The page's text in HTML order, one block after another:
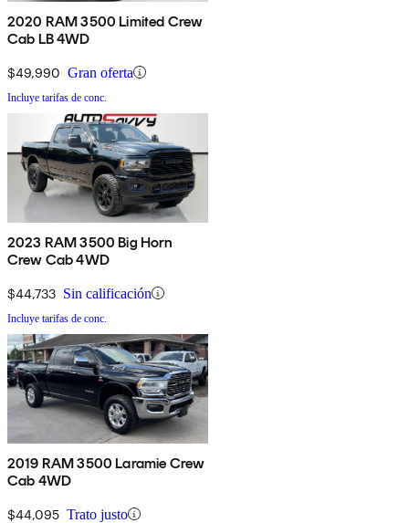
2020 RAM 3500 Limited Crew
Cab LB 4WD
$49,990 Gran oferta
Incluye tarifas de conc.
2023 RAM 3500 Big Horn
Crew Cab 4WD
$44,733 Sin calificación
Incluye tarifas de conc.
2019 RAM 3500 Laramie Crew
Cab 4WD
$44,095 Trato justo